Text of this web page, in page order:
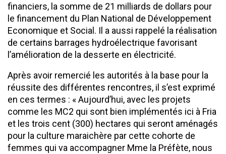
financiers, la somme de 21 milliards de dollars pour
le financement du Plan National de Développement
Economique et Social. Il a aussi rappelé la réalisation
de certains barrages hydroélectrique favorisant
l’amélioration de la desserte en électricité.
Après avoir remercié les autorités à la base pour la
réussite des différentes rencontres, il s’est exprimé
en ces termes : « Aujourd’hui, avec les projets
comme les MC2 qui sont bien implémentés ici à Fria
et les trois cent (300) hectares qui seront aménagés
pour la culture maraichère par cette cohorte de
femmes qui va accompagner Mme la Préfète, nous